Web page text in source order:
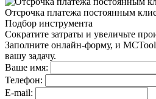
Отсрочка платежа постоянным
Подбор инструмента
Сократите затраты и увеличьте
Заполните онлайн-форму, и
вашу задачу.
Ваше имя:
Телефон:
E-mail: